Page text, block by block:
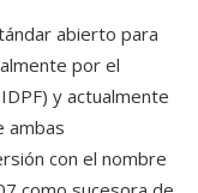
abierto para
por el
y actualmente
ambas
con el nombre